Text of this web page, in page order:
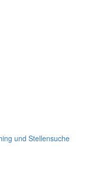
und Stellensuche